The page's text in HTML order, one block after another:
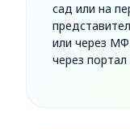
сад или на
или через
через